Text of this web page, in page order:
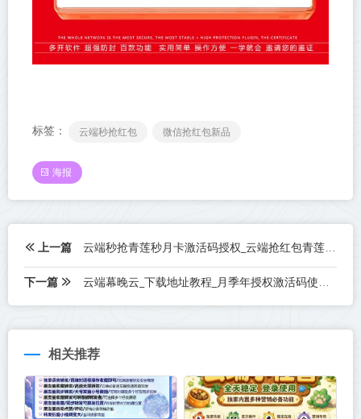
标签： 云端秒抢红包 微信抢红包新品
海报
上一篇 云端秒抢青莲秒月卡激活码授权_云端抢红包青莲秒官网
下一篇 云端幕晚云_下载地址教程_月季年授权激活码使用教程
相关推荐